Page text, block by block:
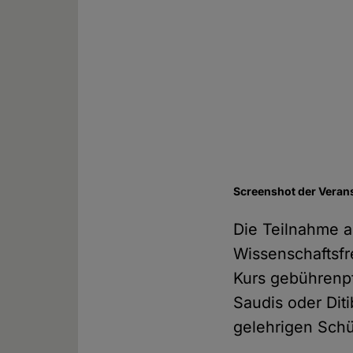
Screenshot der
Die Teilnahme
Kurs
Saudis oder
gelehrigen